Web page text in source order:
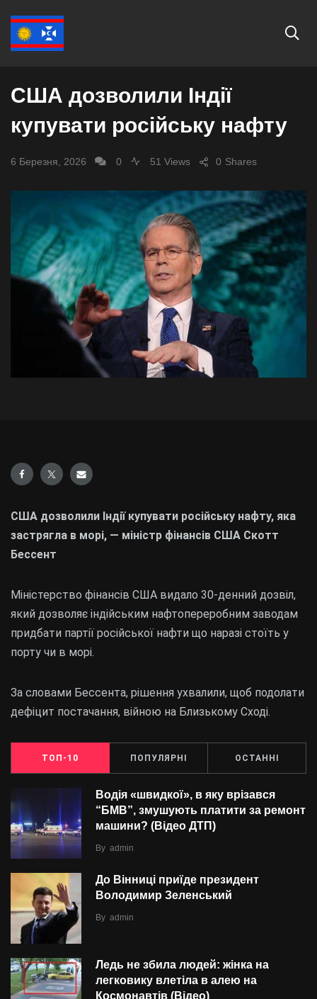
СВІТ
США дозволили Індії
купувати російську нафту
6 Березня, 2026 0 51 Views Shares
0
США дозволили Індії купувати російську нафту, яка
застрягла в морі, — міністр фінансів США Скотт
Бессент
Міністерство фінансів США видало 30-денний дозвіл,
який дозволяє індійським нафтопереробним заводам
придбати партії російської нафти що наразі стоїть у
порту чи в морі.
За словами Бессента, рішення ухвалили, щоб подолати
дефіцит постачання, війною на Близькому Сході.
ТОП-10 ПОПУЛЯРНІ ОСТАННІ
Водія «швидкої», в яку врізався
“БMВ”, змушують платити за ремонт
машини? (Відео ДТП)
By admin
До Вінниці приїде президент
Володимир Зеленський
By admin
Ледь не збила людей: жінка на
легковику влетіла в алею на
Космонавтів (Відео)